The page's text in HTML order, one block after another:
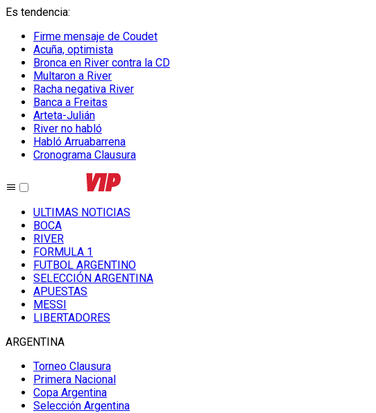
Es tendencia:
Firme mensaje de Coudet
Acuña, optimista
Bronca en River contra la CD
Multaron a River
Racha negativa River
Banca a Freitas
Arteta-Julián
River no habló
Habló Arruabarrena
Cronograma Clausura
ULTIMAS NOTICIAS
BOCA
RIVER
FORMULA 1
FUTBOL ARGENTINO
SELECCIÓN ARGENTINA
APUESTAS
MESSI
LIBERTADORES
ARGENTINA
Torneo Clausura
Primera Nacional
Copa Argentina
Selección Argentina